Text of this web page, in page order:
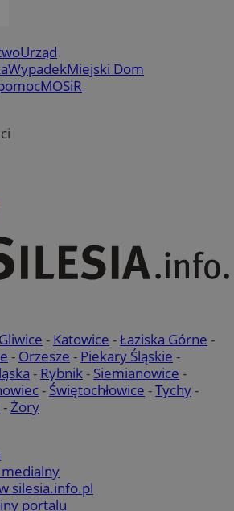
Urząd
WypadekMiejski Dom
MOSiR
Gliwice - Katowice -Łaziska Górne -
- Orzesze - Piekary Śląskie -
- Rybnik- Siemianowice -
- Świętochłowice -Tychy-
-Żory
silesia.info.pl
portalu